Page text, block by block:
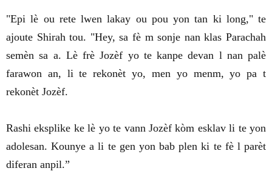
"Epi lè ou rete lwen lakay ou pou yon tan ki long," te
ajoute Shirah tou. "Hey, sa fè m sonje nan klas Parachah
semèn sa a. Lè frè Jozèf yo te kanpe devan l nan palè
farawon an, li te rekonèt yo, men yo menm, yo pa t
rekonèt Jozèf.
Rashi eksplike ke lè yo te vann Jozèf kòm esklav li te yon
adolesan. Kounye a li te gen yon bab plen ki te fè l parèt
diferan anpil.”